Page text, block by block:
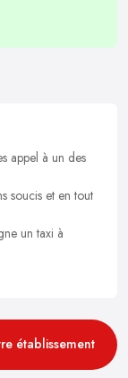
appel à un des
soucis et en tout
un taxi à
établissement